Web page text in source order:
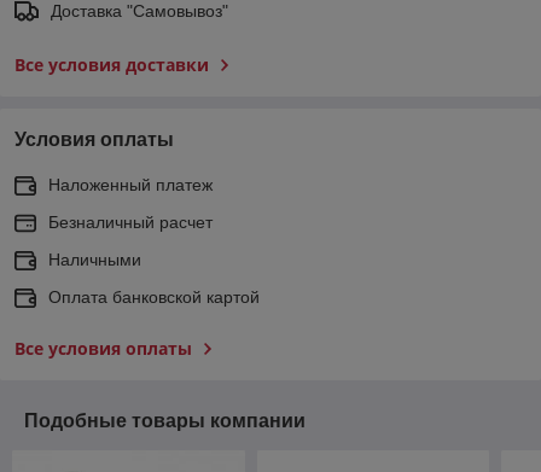
Доставка "Самовывоз"
Все условия доставки
Условия оплаты
Наложенный платеж
Безналичный расчет
Наличными
Оплата банковской картой
Все условия оплаты
Подобные товары компании